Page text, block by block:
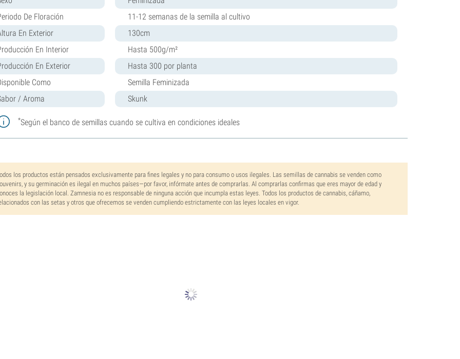
De Floración
11-12 semanas de la semilla al cultivo
En Exterior
130cm
En Interior
Hasta 500g/m²
En Exterior
Hasta 300 por planta
Como
Semilla Feminizada
/ Aroma
Skunk
*Según el banco de semillas cuando se cultiva en condiciones ideales
los productos están pensados exclusivamente para fines legales y no para consumo o usos ilegales. Las semillas de cannabis se venden como
y su germinación es ilegal en muchos países—por favor, infórmate antes de comprarlas. Al comprarlas confirmas que eres mayor de edad y
la legislación local. Zamnesia no es responsable de ninguna acción que incumpla estas leyes. Todos los productos de cannabis, cáñamo,
con las setas y otros que ofrecemos se venden cumpliendo estrictamente con las leyes locales en vigor.